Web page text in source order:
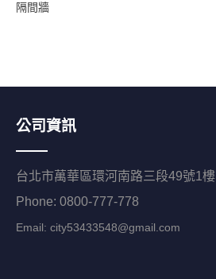
隔間牆
公司資訊
台北市萬華區環河南路三段49號1樓
Phone: 0800-777-778
Email: city53433548@gmail.com